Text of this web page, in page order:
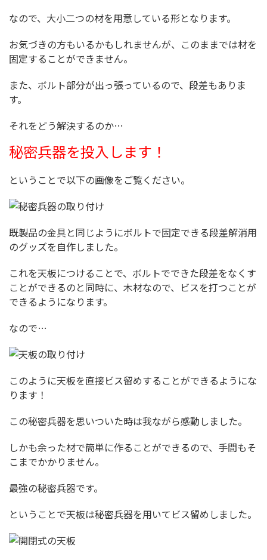
なので、大小二つの材を用意している形となります。
お気づきの方もいるかもしれませんが、このままでは材を
固定することができません。
また、ボルト部分が出っ張っているので、段差もありま
す。
それをどう解決するのか…
秘密兵器を投入します！
ということで以下の画像をご覧ください。
既製品の金具と同じようにボルトで固定できる段差解消用
のグッズを自作しました。
これを天板につけることで、ボルトでできた段差をなくす
ことができるのと同時に、木材なので、ビスを打つことが
できるようになります。
なので…
このように天板を直接ビス留めすることができるようにな
ります！
この秘密兵器を思いついた時は我ながら感動しました。
しかも余った材で簡単に作ることができるので、手間もそ
こまでかかりません。
最強の秘密兵器です。
ということで天板は秘密兵器を用いてビス留めしました。